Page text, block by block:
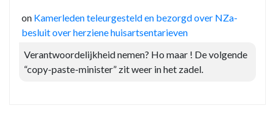
on Kamerleden teleurgesteld en bezorgd over NZa-
besluit over herziene huisartsentarieven
Verantwoordelijkheid nemen? Ho maar ! De volgende
“copy-paste-minister” zit weer in het zadel.